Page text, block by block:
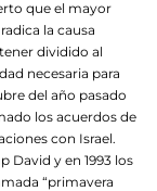
que el mayor
la causa
dividido al
necesaria para
del año pasado
los acuerdos de
con Israel.
David y en 1993 los
“primavera